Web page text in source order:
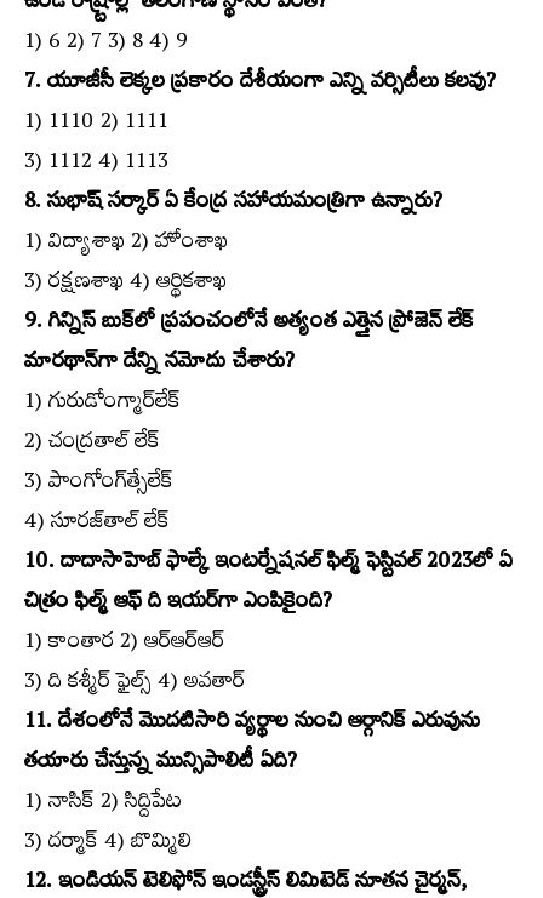
1) 6 2) 7 3) 8 4) 9
7. యూజీసీ లెక్కల ప్రకారం దేశీయంగా ఎన్ని వర్సిటీలు కలవు?
1) 1110 2) 1111
3) 1112 4) 1113
8. సుభాష్‌ సర్కార్‌ ఏ కేంద్ర సహాయమంత్రిగా ఉన్నారు?
1) విద్యాశాఖ 2) హోంశాఖ
3) రక్షణశాఖ 4) ఆర్థికశాఖ
9. గిన్నిస్‌ బుక్‌లో ప్రపంచంలోనే అత్యంత ఎత్తైన ప్రోజెన్‌ లేక్‌
మారథాన్‌గా దేన్ని నమోదు చేశారు?
1) గురుడోంగ్మార్‌లేక్‌
2) చంద్రతాల్‌ లేక్‌
3) పాంగోంగ్‌త్సేలేక్‌
4) సూరజ్‌తాల్‌ లేక్‌
10. దాదాసాహెబ్‌ ఫాల్కే ఇంటర్నేషనల్‌ ఫిల్మ్‌ ఫెస్టివల్‌ 2023లో ఏ
చిత్రం ఫిల్మ్‌ ఆఫ్‌ ది ఇయర్‌గా ఎంపికైంది?
1) కాంతార 2) ఆర్‌ఆర్‌ఆర్‌
3) ది కశ్మీర్‌ ఫైల్స్‌ 4) అవతార్‌
11. దేశంలోనే మొదటిసారి వ్యర్థాల నుంచి ఆర్గానిక్‌ ఎరువును
తయారు చేస్తున్న మున్సిపాలిటీ ఏది?
1) నాసిక్‌ 2) సిద్దిపేట
3) దర్మాక్‌ 4) బొమ్మిలి
12. ఇండియన్‌ టెలిఫోన్‌ ఇండస్ట్రీస్‌ లిమిటెడ్‌ నూతన చైర్మన్‌,